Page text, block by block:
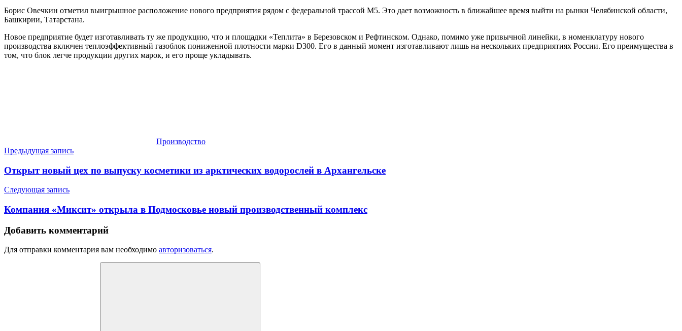
Борис Овечкин отметил выигрышное расположение нового предприятия рядом с федеральной трассой М5. Это дает возможность в ближайшее время выйти на рынки Челябинской области,
Башкирии, Татарстана.
Новое предприятие будет изготавливать ту же продукцию, что и площадки «Теплита» в Березовском и Рефтинском. Однако, помимо уже привычной линейки, в номенклатуру нового
производства включен теплоэффективный газоблок пониженной плотности марки D300. Его в данный момент изготавливают лишь на нескольких предприятиях России. Его преимущества в
том, что блок легче продукции других марок, и его проще укладывать.
Производство
Навигация
по
записям
Предыдущая запись
Открыт новый цех по выпуску косметики из арктических водорослей в Архангельске
Следующая запись
Компания «Миксит» открыла в Подмосковье новый производственный комплекс
Добавить комментарий
Для отправки комментария вам необходимо авторизоваться.